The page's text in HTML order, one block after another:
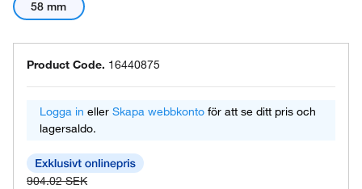
58 mm
Product Code. 16440875
Logga in eller Skapa webbkonto för att se ditt pris och
lagersaldo.
904.02 SEK